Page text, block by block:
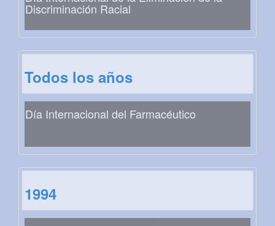
Discriminación Racial
Todos los años
Día Internacional del Farmacéutico
1994